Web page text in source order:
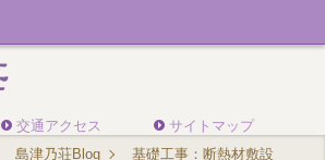
交通アクセス
サイトマップ
島津乃荘Blog 基礎工事：断熱材敷設